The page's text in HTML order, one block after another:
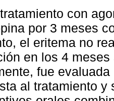
con
por 3 meses
el eritema no
en los 4
fue
al tratamiento